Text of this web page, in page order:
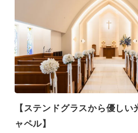
【ステンドグラスから優し
ャペル】